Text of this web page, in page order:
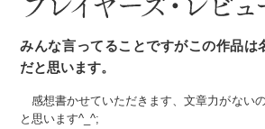
みんな言ってることですがこの作品は
だと思います。
感想書かせていただきます、文章力がない
と思います^_^;